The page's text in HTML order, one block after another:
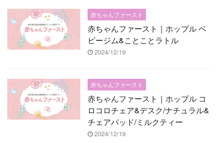
赤ちゃんファースト
赤ちゃんファースト｜ホップル ベ
ビージム&ことことラトル
2024/12/19
赤ちゃんファースト
赤ちゃんファースト｜ホップル コ
ロコロチェア&デスク/ナチュラル&
チェアパッド/ミルクティー
2024/12/19